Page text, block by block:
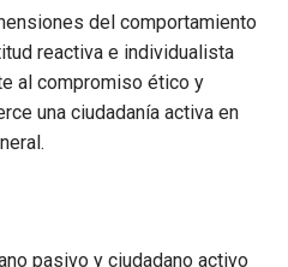
del comportamiento
reactiva e individualista
al compromiso ético y
una ciudadanía activa en
pasivo y ciudadano activo